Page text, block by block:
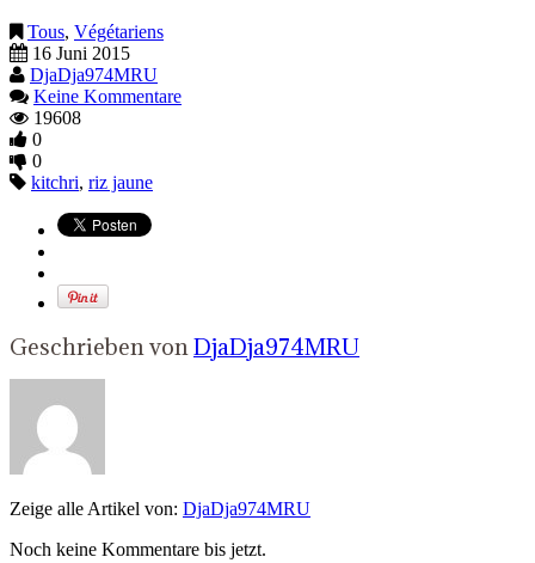
Tous, Végétariens
16 Juni 2015
DjaDja974MRU
Keine Kommentare
19608
0
0
kitchri, riz jaune
Geschrieben vonDjaDja974MRU
Zeige alle Artikel von: DjaDja974MRU
Noch keine Kommentare bis jetzt.